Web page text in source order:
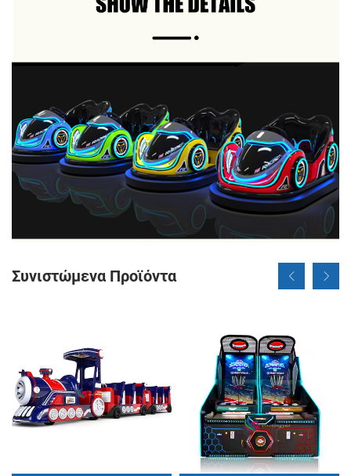
Συνιστώμενα Προϊόντα